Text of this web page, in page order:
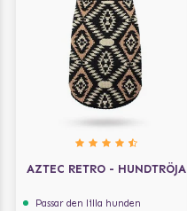
AZTEC RETRO - HUNDTRÖJA
Passar den lilla hunden